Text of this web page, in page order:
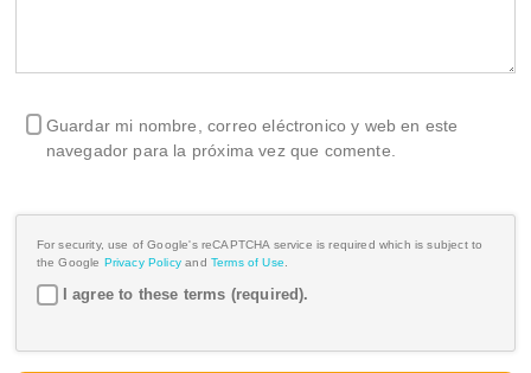
Guardar mi nombre, correo eléctronico y web en este
navegador para la próxima vez que comente.
For security, use of Google's reCAPTCHA service is required which is subject to
the Google Privacy Policy and Terms of Use.
I agree to these terms (required).